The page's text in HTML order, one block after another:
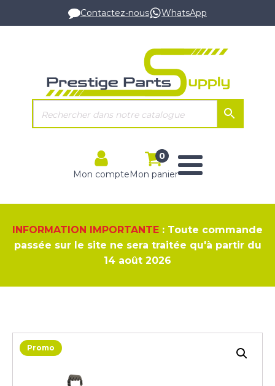
Contactez-nous WhatsApp
Mon compteMon panier
0
INFORMATION IMPORTANTE : Toute commande
passée sur le site ne sera traitée qu'à partir du
14 août 2026
Promo